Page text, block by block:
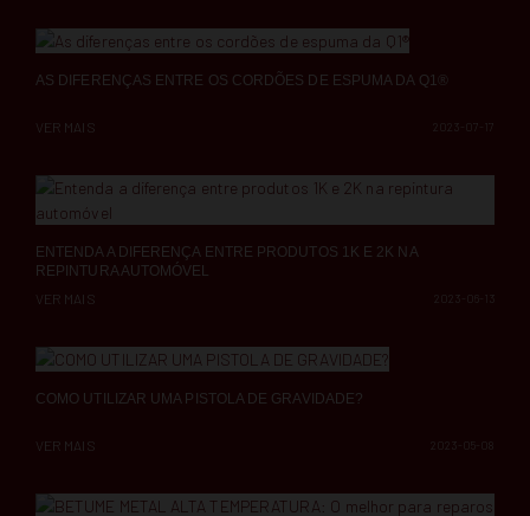
AS DIFERENÇAS ENTRE OS CORDÕES DE ESPUMA DA Q1®
2023-07-17
VER MAIS
ENTENDA A DIFERENÇA ENTRE PRODUTOS 1K E 2K NA
REPINTURA AUTOMÓVEL
VER MAIS
COMO UTILIZAR UMA PISTOLA DE GRAVIDADE?
2023-05-08
VER MAIS